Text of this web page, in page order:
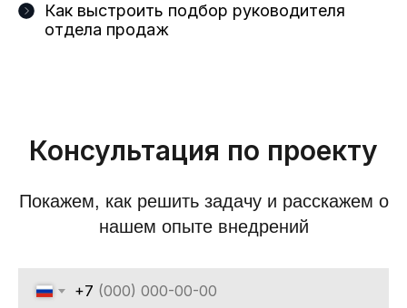
Как выстроить подбор руководителя
отдела продаж
Консультация по проекту
Покажем, как решить задачу и расскажем о
нашем опыте внедрений
+7